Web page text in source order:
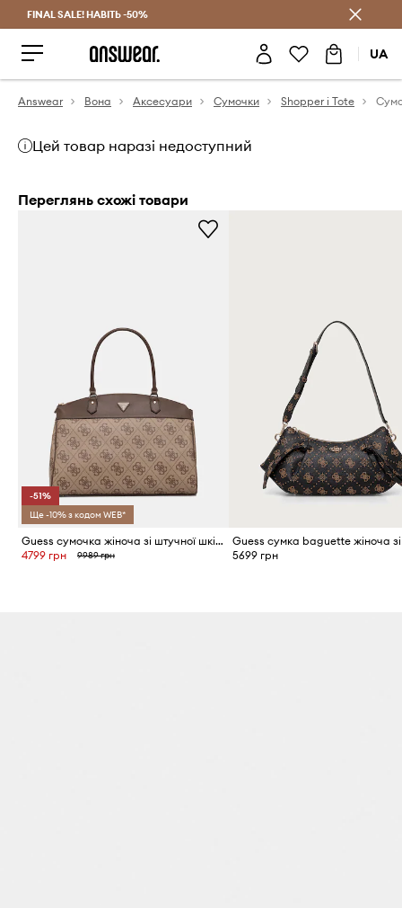
Заощаджуй з Answear Club
FINAL SALE! НАВІТЬ -50%
UA
Answear Вона Аксесуари Сумочки Shopper і Tote
Цей товар наразі недоступний
Переглянь схожі товари
-51%
Ще -10% з кодом WEB*
Guess сумочка жіноча зі штучної шкіри BERTA
4799 грн
9989 грн 5699 грн